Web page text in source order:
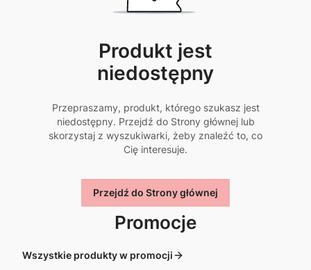
Produkt jest
niedostępny
Przepraszamy, produkt, którego szukasz jest
niedostępny. Przejdź do Strony głównej lub
skorzystaj z wyszukiwarki, żeby znaleźć to, co
Cię interesuje.
Przejdź do Strony głównej
Promocje
Wszystkie produkty w promocji